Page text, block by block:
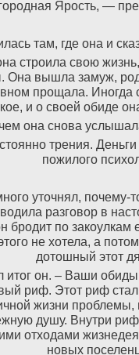
Ярость, —
там, где она и
строила свою
вышла замуж,
прощала. Иногда
и о своей обиде
она снова
трения.
пожилого
уточнял, почему-
разговор в
бродит по
не хотела, а
дотошный этот
он. – Ваши
риф. Этот риф
жизни
душу. Внутри
отходами
новых